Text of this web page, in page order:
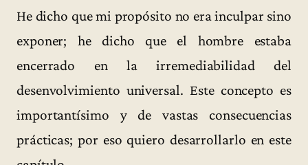
He dicho que mi propósito no era inculpar sino
exponer; he dicho que el hombre estaba
encerrado en la irremediabilidad del
desenvolvimiento universal. Este concepto es
importantísimo y de vastas consecuencias
prácticas; por eso quiero desarrollarlo en este